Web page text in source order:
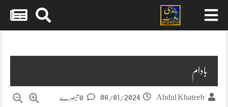
بادام
Abdul Khateeb
08/01/2024